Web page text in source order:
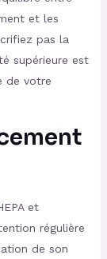
et les
pas la
supérieure est
de votre
et
régulière
de son